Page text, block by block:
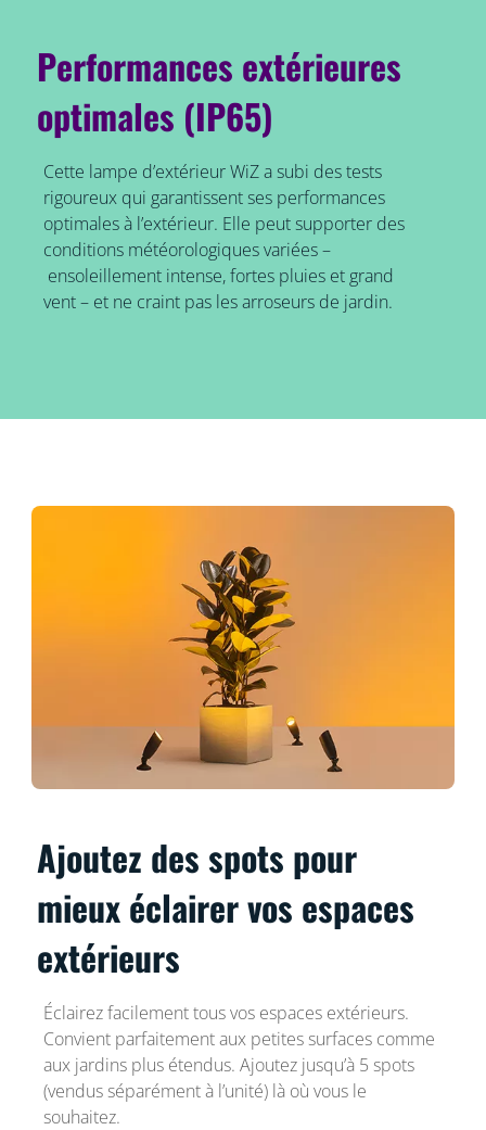
Performances extérieures
optimales (IP65)
Cette lampe d’extérieur WiZ a subi des tests
rigoureux qui garantissent ses performances
optimales à l’extérieur. Elle peut supporter des
conditions météorologiques variées –
ensoleillement intense, fortes pluies et grand
vent – et ne craint pas les arroseurs de jardin.
Ajoutez des spots pour
mieux éclairer vos espaces
extérieurs
Éclairez facilement tous vos espaces extérieurs.
Convient parfaitement aux petites surfaces comme
aux jardins plus étendus. Ajoutez jusqu’à 5 spots
(vendus séparément à l’unité) là où vous le
souhaitez.